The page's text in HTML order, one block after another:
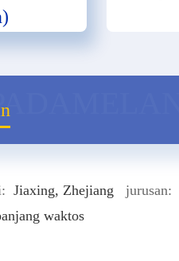
Jiaxing, Zhejiang jurusan:
waktos